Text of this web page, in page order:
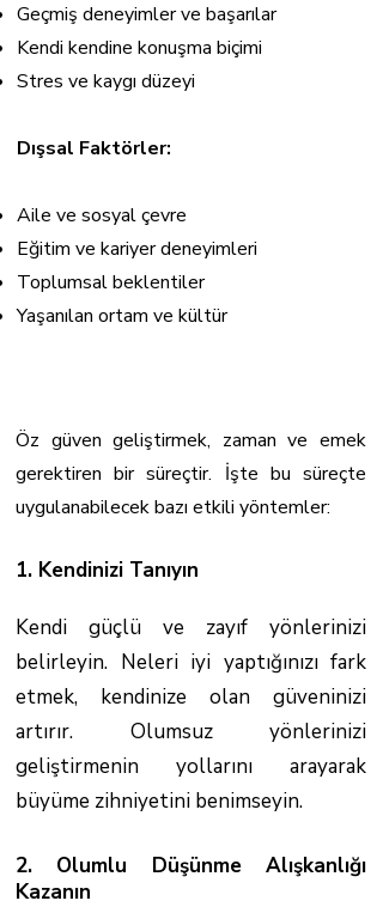
Geçmiş deneyimler ve başarılar
Kendi kendine konuşma biçimi
Stres ve kaygı düzeyi
Dışsal Faktörler:
Aile ve sosyal çevre
Eğitim ve kariyer deneyimleri
Toplumsal beklentiler
Yaşanılan ortam ve kültür
Öz güven geliştirmek, zaman ve emek
gerektiren bir süreçtir. İşte bu süreçte
uygulanabilecek bazı etkili yöntemler:
1. Kendinizi Tanıyın
Kendi güçlü ve zayıf yönlerinizi
belirleyin. Neleri iyi yaptığınızı fark
etmek, kendinize olan güveninizi
artırır. Olumsuz yönlerinizi
geliştirmenin yollarını arayarak
büyüme zihniyetini benimseyin.
2. Olumlu Düşünme Alışkanlığı
Kazanın